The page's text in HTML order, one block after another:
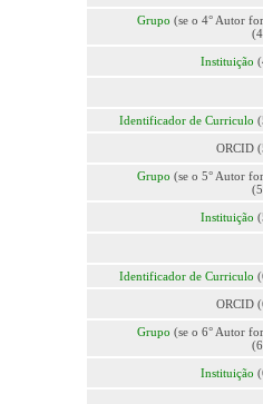
Grupo (se o 4° Autor
Instituição
Identificador de Curriculo
ORCID
Grupo (se o 5° Autor
Instituição
Identificador de Curriculo
ORCID
Grupo (se o 6° Autor
Instituição